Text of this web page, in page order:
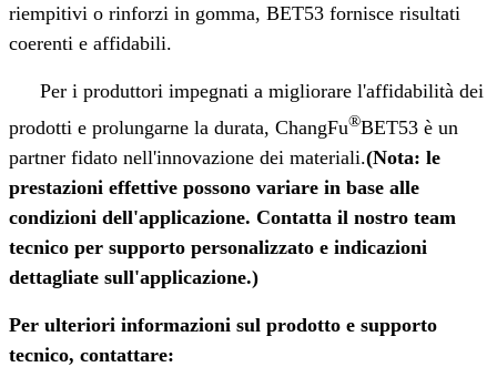
riempitivi o rinforzi in gomma, BET53 fornisce risultati
coerenti e affidabili.
Per i produttori impegnati a migliorare l'affidabilità dei
prodotti e prolungarne la durata, ChangFu®BET53 è un
partner fidato nell'innovazione dei materiali.(Nota: le
prestazioni effettive possono variare in base alle
condizioni dell'applicazione. Contatta il nostro team
tecnico per supporto personalizzato e indicazioni
dettagliate sull'applicazione.)
Per ulteriori informazioni sul prodotto e supporto
tecnico, contattare: